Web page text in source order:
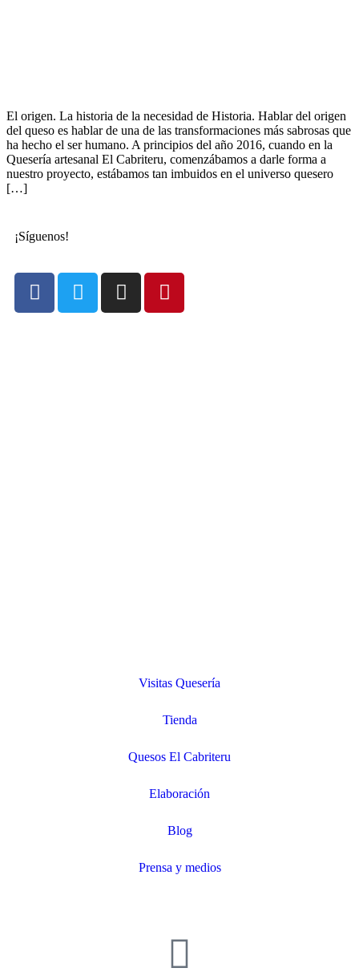
El origen. La historia de la necesidad de Historia. Hablar del origen
del queso es hablar de una de las transformaciones más sabrosas que
ha hecho el ser humano. A principios del año 2016, cuando en la
Quesería artesanal El Cabriteru, comenzábamos a darle forma a
nuestro proyecto, estábamos tan imbuidos en el universo quesero
[…]
¡Síguenos!
Visitas Quesería
Tienda
Quesos El Cabriteru
Elaboración
Blog
Prensa y medios